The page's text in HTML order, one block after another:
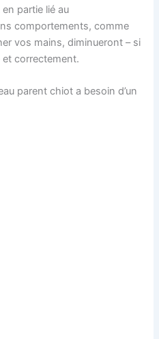
partie lié au
comportements, comme
vos mains, diminueront – si
correctement.
parent chiot a besoin d’un